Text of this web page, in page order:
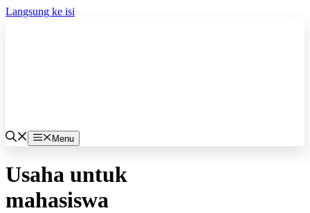
Langsung ke isi
Menu
Usaha untuk
mahasiswa